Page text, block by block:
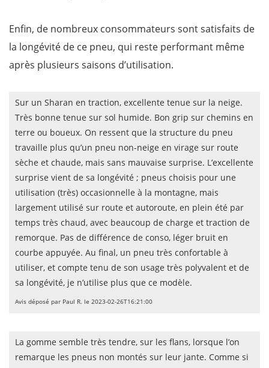
Enfin, de nombreux consommateurs sont satisfaits de
la longévité de ce pneu, qui reste performant même
après plusieurs saisons d’utilisation.
Sur un Sharan en traction, excellente tenue sur la neige.
Très bonne tenue sur sol humide. Bon grip sur chemins en
terre ou boueux. On ressent que la structure du pneu
travaille plus qu’un pneu non-neige en virage sur route
sèche et chaude, mais sans mauvaise surprise. L’excellente
surprise vient de sa longévité ; pneus choisis pour une
utilisation (très) occasionnelle à la montagne, mais
largement utilisé sur route et autoroute, en plein été par
temps très chaud, avec beaucoup de charge et traction de
remorque. Pas de différence de conso, léger bruit en
courbe appuyée. Au final, un pneu très confortable à
utiliser, et compte tenu de son usage très polyvalent et de
sa longévité, je n’utilise plus que ce modèle.
Avis déposé par Paul R. le 2023-02-26T16:21:00
La gomme semble très tendre, sur les flans, lorsque l’on
remarque les pneus non montés sur leur jante. Comme si